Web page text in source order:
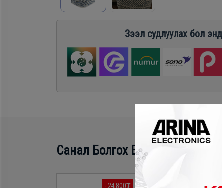
Зээл судлуулах бол
Санал Болгох Бүтээгдэхүүн
- 24,800₮ -